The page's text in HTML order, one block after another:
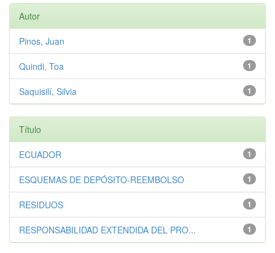
Autor
1
Pinos, Juan
1
Quindi, Toa
1
Saquisilí, Silvia
Título
1
ECUADOR
1
ESQUEMAS DE DEPÓSITO-REEMBOLSO
1
RESIDUOS
1
RESPONSABILIDAD EXTENDIDA DEL PRO...